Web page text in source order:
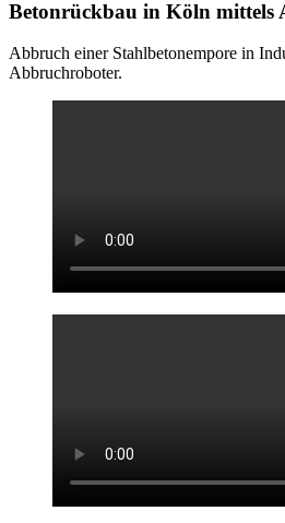
Betonrückbau in Köln mittels
Abbruch einer Stahlbetonempore in
Abbruchroboter.